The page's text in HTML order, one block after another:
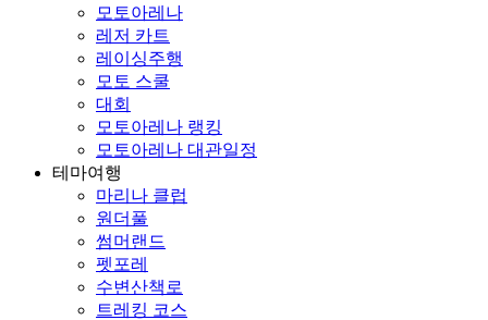
모토아레나
레저 카트
레이싱주행
모토 스쿨
대회
모토아레나 랭킹
모토아레나 대관일정
테마여행
마리나 클럽
원더풀
썸머랜드
펫포레
수변산책로
트레킹 코스